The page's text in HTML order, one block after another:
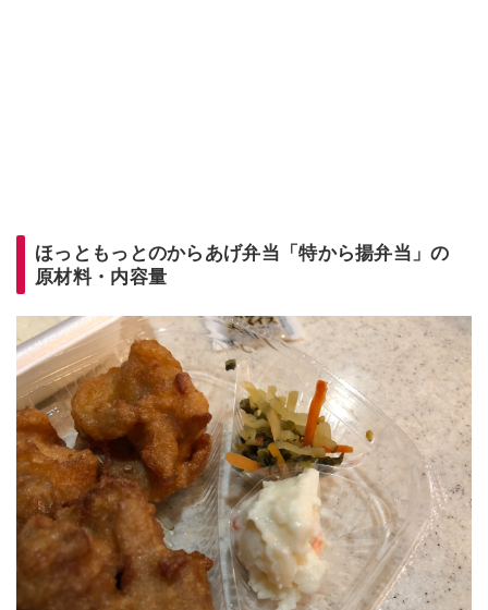
ほっともっとのからあげ弁当「特から揚弁当」の
原材料・内容量